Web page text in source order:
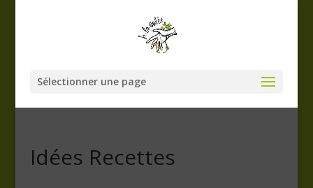
Sélectionner une page
Idées Recettes